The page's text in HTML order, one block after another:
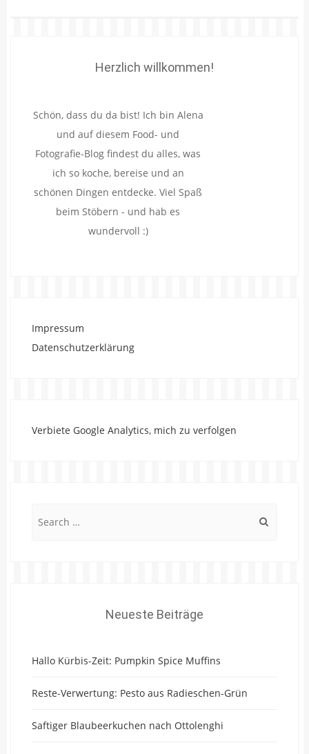
Herzlich willkommen!
Schön, dass du da bist! Ich bin Alena
und auf diesem Food- und
Fotografie-Blog findest du alles, was
ich so koche, bereise und an
schönen Dingen entdecke. Viel Spaß
beim Stöbern - und hab es
wundervoll :)
Impressum
Datenschutzerklärung
Verbiete Google Analytics, mich zu verfolgen
Neueste Beiträge
Hallo Kürbis-Zeit: Pumpkin Spice Muffins
Reste-Verwertung: Pesto aus Radieschen-Grün
Saftiger Blaubeerkuchen nach Ottolenghi